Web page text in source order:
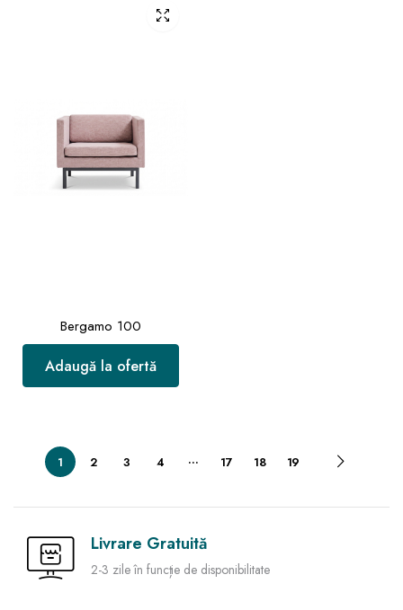
Bergamo 100
Adaugă la ofertă
1 2 3 4 … 17 18 19
Livrare Gratuită
2-3 zile în funcție de disponibilitate